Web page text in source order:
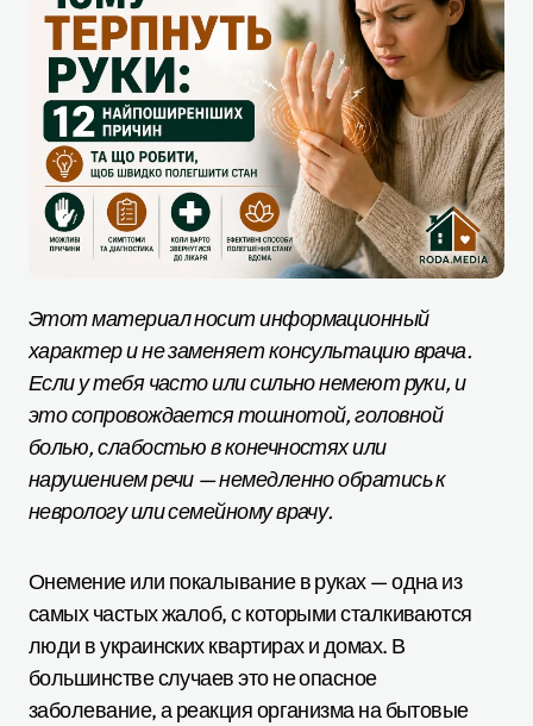
Этот материал носит информационный
характер и не заменяет консультацию врача.
Если у тебя часто или сильно немеют руки, и
это сопровождается тошнотой, головной
болью, слабостью в конечностях или
нарушением речи — немедленно обратись к
неврологу или семейному врачу.
Онемение или покалывание в руках — одна из
самых частых жалоб, с которыми сталкиваются
люди в украинских квартирах и домах. В
большинстве случаев это не опасное
заболевание, а реакция организма на бытовые